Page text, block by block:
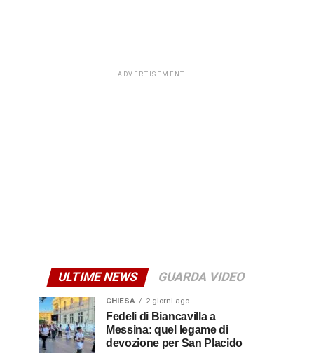
ADVERTISEMENT
ULTIME NEWS GUARDA VIDEO
CHIESA 2 giorni ago
Fedeli di Biancavilla a
Messina: quel legame di
devozione per San Placido